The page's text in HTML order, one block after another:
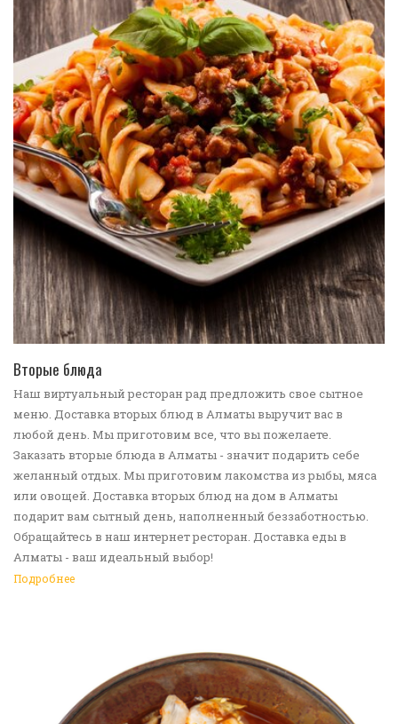
Вторые блюда
Наш виртуальный ресторан рад предложить свое сытное
меню. Доставка вторых блюд в Алматы выручит вас в
любой день. Мы приготовим все, что вы пожелаете.
Заказать вторые блюда в Алматы - значит подарить себе
желанный отдых. Мы приготовим лакомства из рыбы, мяса
или овощей. Доставка вторых блюд на дом в Алматы
подарит вам сытный день, наполненный беззаботностью.
Обращайтесь в наш интернет ресторан. Доставка еды в
Алматы - ваш идеальный выбор!
Подробнее